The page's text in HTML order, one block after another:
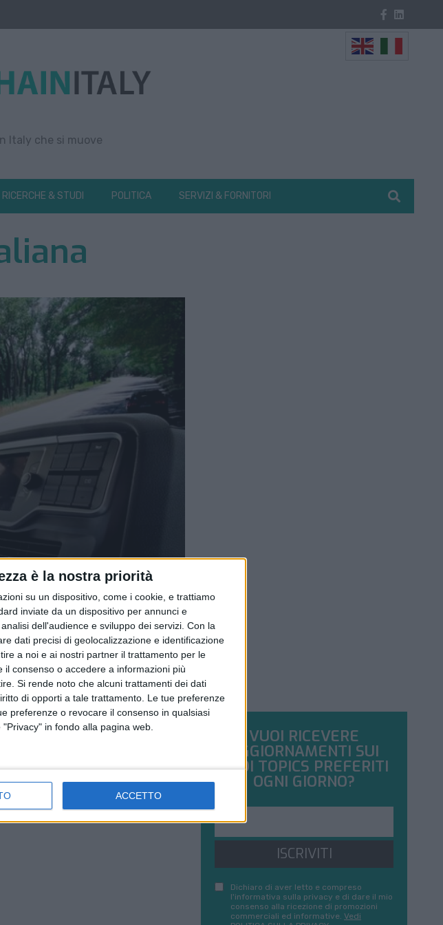
è la nostra priorità
su un dispositivo, come i cookie, e trattiamo
inviate da un dispositivo per annunci e
dell'audience e sviluppo dei servizi. Con la
dati precisi di geolocalizzazione e identificazione
a noi e ai nostri partner il trattamento per le
consenso o accedere a informazioni più
Si rende noto che alcuni trattamenti dei dati
di opporti a tale trattamento. Le tue preferenze
preferenze o revocare il consenso in qualsiasi
in fondo alla pagina web.
ACCETTO
Italy che si muove
RICERCHE & STUDI POLITICA SERVIZI & FORNITORI
del settore
VUOI RICEVERE
AGGIORNAMENTI SUI
TUOI TOPICS PREFERITI
OGNI GIORNO?
ISCRIVITI
Dichiaro di aver letto e compreso
l'informativa sulla privacy e di dare il mio
consenso alla ricezione di promozioni
commerciali ed informative. Vedi